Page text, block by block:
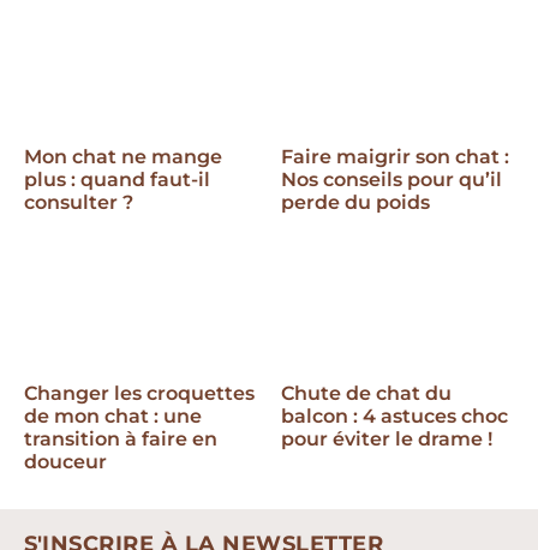
Mon chat ne mange
plus : quand faut-il
consulter ?
Faire maigrir son chat :
Nos conseils pour qu’il
perde du poids
Changer les croquettes
de mon chat : une
transition à faire en
douceur
Chute de chat du
balcon : 4 astuces choc
pour éviter le drame !
S'INSCRIRE À LA NEWSLETTER